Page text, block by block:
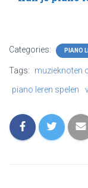
Categories: PIANO
Tags: muzieknoten
piano leren spelen